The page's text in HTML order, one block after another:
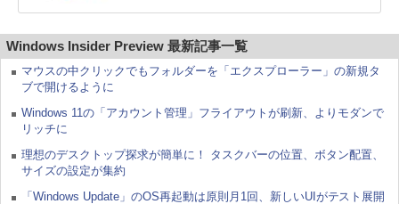
Windows Insider Preview 最新記事一覧
マウスの中クリックでもフォルダーを「エクスプローラー」の新規タ
ブで開けるように
Windows 11の「アカウント管理」フライアウトが刷新、よりモダンで
リッチに
理想のデスクトップ探求が簡単に！ タスクバーの位置、ボタン配置、
サイズの設定が集約
「Windows Update」のOS再起動は原則月1回、新しいUIがテスト展開